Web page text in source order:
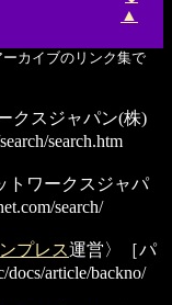
▲
カイブのリンク集で
クスジャパン(株)
search.htm
トワークスジャパ
search/
プレス運営〉［パ
docs/article/backno/